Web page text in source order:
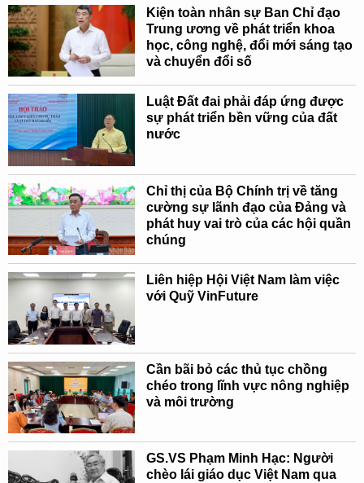
Kiện toàn nhân sự Ban Chỉ đạo
Trung ương về phát triển khoa
học, công nghệ, đổi mới sáng tạo
và chuyển đổi số
Luật Đất đai phải đáp ứng được
sự phát triển bền vững của đất
nước
Chỉ thị của Bộ Chính trị về tăng
cường sự lãnh đạo của Đảng và
phát huy vai trò của các hội quần
chúng
Liên hiệp Hội Việt Nam làm việc
với Quỹ VinFuture
Cần bãi bỏ các thủ tục chồng
chéo trong lĩnh vực nông nghiệp
và môi trường
GS.VS Phạm Minh Hạc: Người
chèo lái giáo dục Việt Nam qua